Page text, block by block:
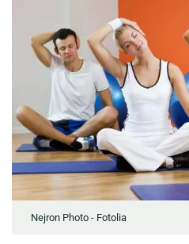
Nejron Photo - Fotolia